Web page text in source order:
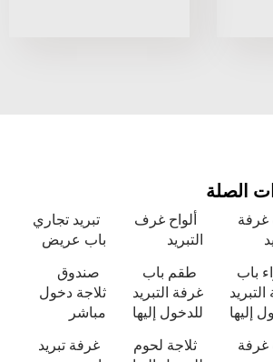
ألواح غرف
التبريد
تبريد تجاري
باب عريض
طقم باب
غرفة التبريد
للدخول إليها
صندوق
ثلاجة دخول
مباشر
ثلاجة لحوم
غرفة تبريد